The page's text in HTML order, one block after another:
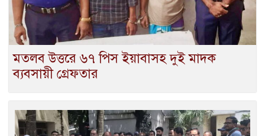
মতলব উত্তরে ৬৭ পিস ইয়াবাসহ দুই মাদক
ব্যবসায়ী গ্রেফতার